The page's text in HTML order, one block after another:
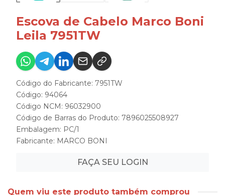
Escova de Cabelo Marco Boni
Leila 7951TW
Código do Fabricante: 7951TW
Código: 94064
Código NCM: 96032900
Código de Barras do Produto: 7896025508927
Embalagem: PC/1
Fabricante: MARCO BONI
FAÇA SEU LOGIN
Quem viu este produto também comprou